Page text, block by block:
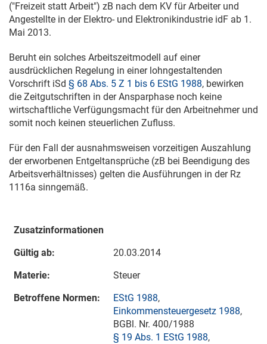
("Freizeit statt Arbeit") zB nach dem KV für Arbeiter und
Angestellte in der Elektro- und Elektronikindustrie idF ab 1.
Mai 2013.
Beruht ein solches Arbeitszeitmodell auf einer
ausdrücklichen Regelung in einer lohngestaltenden
Vorschrift iSd § 68 Abs. 5 Z 1 bis 6 EStG 1988, bewirken
die Zeitgutschriften in der Ansparphase noch keine
wirtschaftliche Verfügungsmacht für den Arbeitnehmer und
somit noch keinen steuerlichen Zufluss.
Für den Fall der ausnahmsweisen vorzeitigen Auszahlung
der erworbenen Entgeltansprüche (zB bei Beendigung des
Arbeitsverhältnisses) gelten die Ausführungen in der Rz
1116a sinngemäß.
Zusatzinformationen
Gültig ab:
20.03.2014
Materie:
Steuer
Betroffene Normen:
EStG 1988,
Einkommensteuergesetz 1988,
BGBl. Nr. 400/1988
§ 19 Abs. 1 EStG 1988,